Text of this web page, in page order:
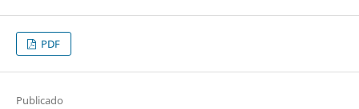
PDF
Publicado